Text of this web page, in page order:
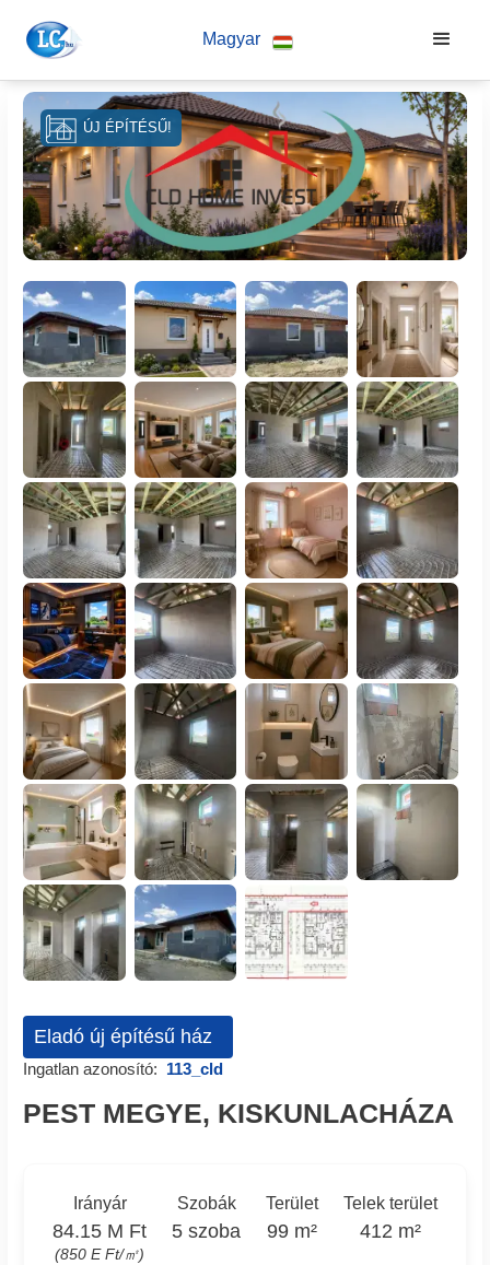
Magyar
ÚJ ÉPÍTÉSŰ!
Eladó új építésű ház
Ingatlan azonosító: 113_cld
PEST MEGYE, KISKUNLACHÁZA
Irányár
84.15 M Ft
(850 E Ft/㎡)
Szobák
5 szoba
Terület
99 m²
Telek terület
412 m²